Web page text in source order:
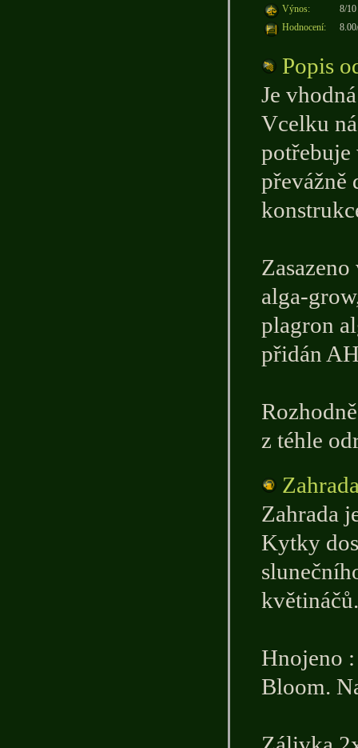
Výnos:
8/10
Hodnocení:
Popis
Je
Vcelku
potřebuje
převážně
alga-
plagron
přidán
z téhle
Zahrada
Kytky
květináčů.
Hnojeno
Bloom.